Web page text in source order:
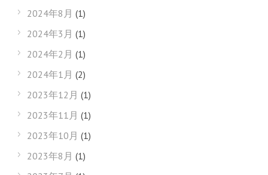
2024年8月 (1)
2024年3月 (1)
2024年2月 (1)
2024年1月 (2)
2023年12月 (1)
2023年11月 (1)
2023年10月 (1)
2023年8月 (1)